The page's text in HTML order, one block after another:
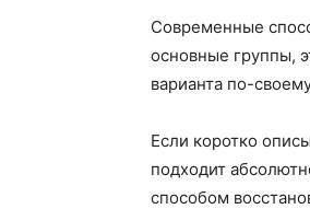
Современные
основные группы,
варианта по-
Если коротко
подходит
способом